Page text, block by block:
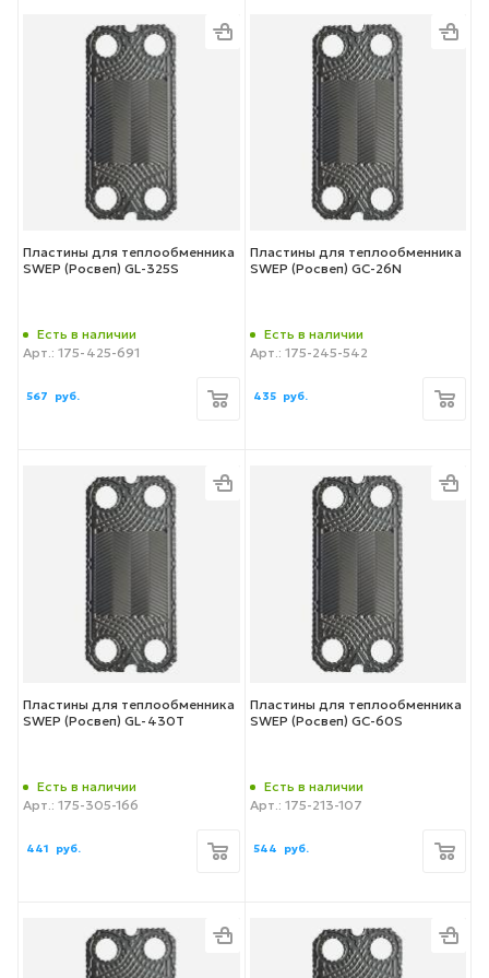
Пластины для теплообменника
SWEP (Росвеп) GL-325S
Есть в наличии
Арт.: 175-425-691
567 руб.
Пластины для теплообменника
SWEP (Росвеп) GC-26N
Есть в наличии
Арт.: 175-245-542
435 руб.
Пластины для теплообменника
SWEP (Росвеп) GL-430T
Есть в наличии
Арт.: 175-305-166
441 руб.
Пластины для теплообменника
SWEP (Росвеп) GC-60S
Есть в наличии
Арт.: 175-213-107
544 руб.